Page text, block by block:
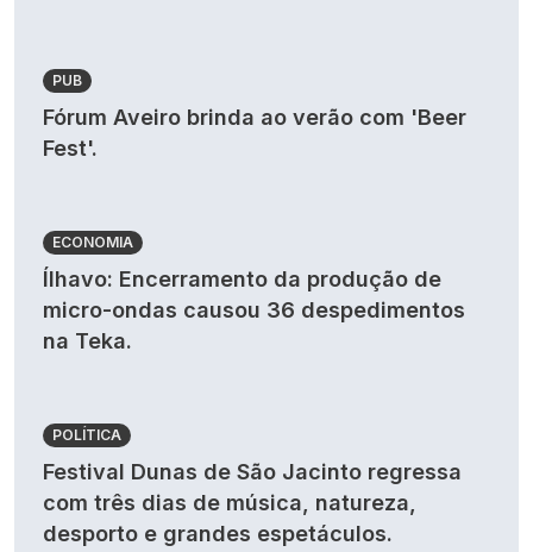
PUB
Fórum Aveiro brinda ao verão com 'Beer
Fest'.
ECONOMIA
Ílhavo: Encerramento da produção de
micro-ondas causou 36 despedimentos
na Teka.
POLÍTICA
Festival Dunas de São Jacinto regressa
com três dias de música, natureza,
desporto e grandes espetáculos.